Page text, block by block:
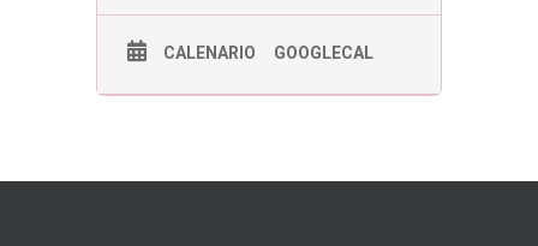
CALENARIO GOOGLECAL